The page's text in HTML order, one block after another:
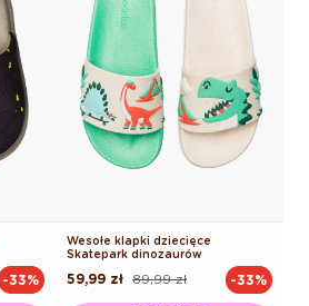
-33%
Wesołe klapki dziecięce
Skatepark dinozaurów
Cena
89,99 zł
Cena
59,99 zł -33%